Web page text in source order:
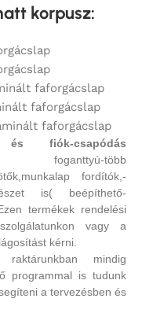
korpusz:
faforgácslap
faforgácslap
faforgácslap
fiók-csapódás
több
fordítók,-
is( beépíthető-
termékek rendelési
vagy a
kérni.
raktárunkban mindig
programmal is tudunk
a tervezésben és